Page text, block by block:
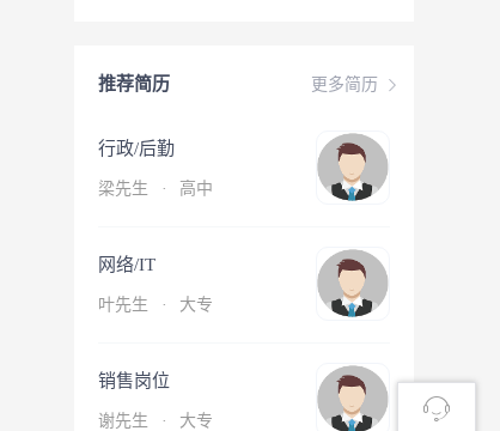
更多简历
推荐简历
行政/后勤
梁先生 · 高中
网络/IT
叶先生 · 大专
销售岗位
谢先生 · 大专